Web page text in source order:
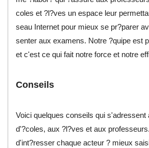
coles et ?l?ves un espace leur
seau Internet pour mieux se pr?parer
senter aux examens. Notre ?quipe est
et c'est ce qui fait notre force et notre
Conseils
Voici quelques conseils qui s'adressent
d'?coles, aux ?l?ves et aux
d'int?resser chaque acteur ? mieux